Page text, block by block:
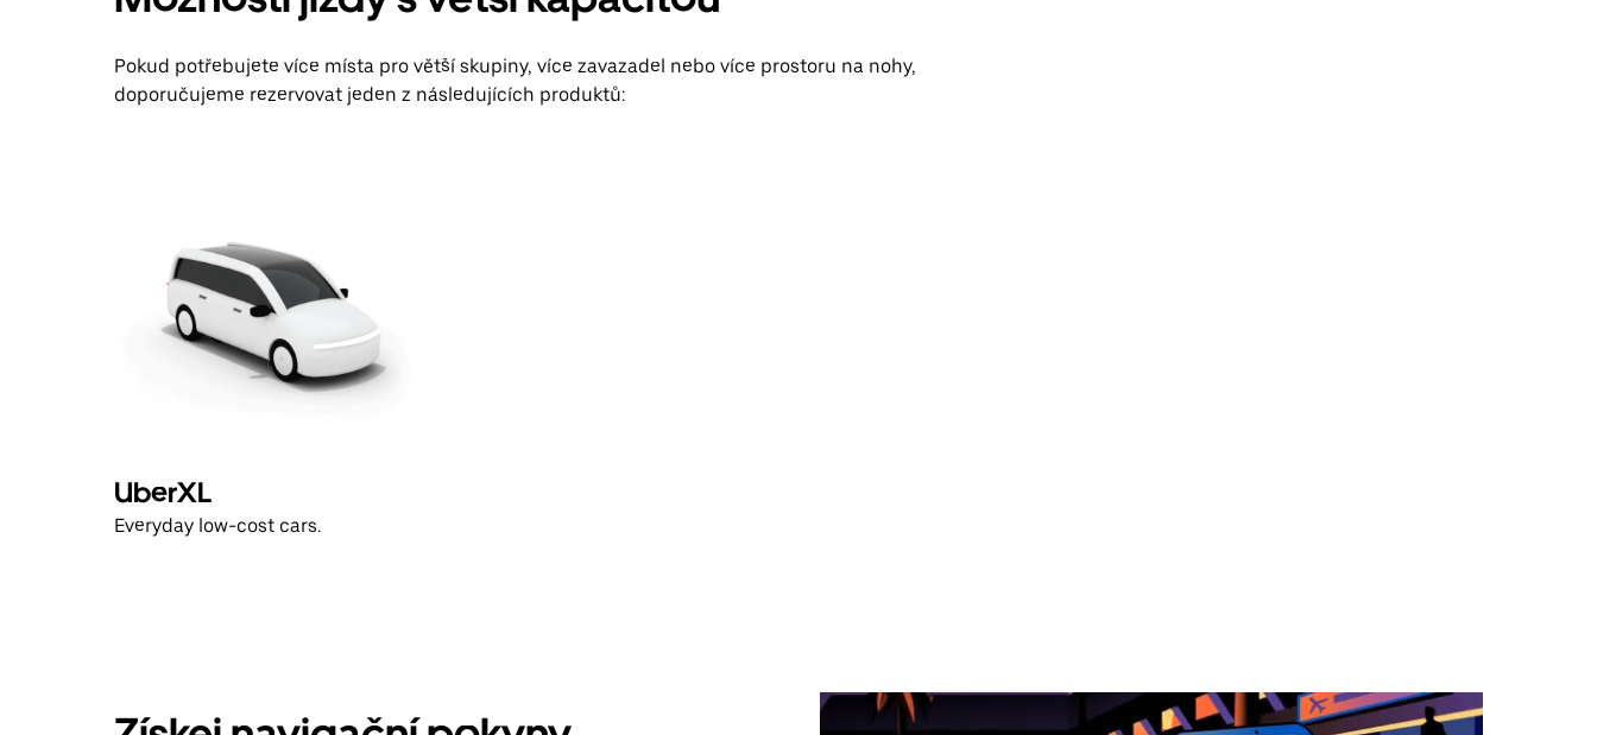
Pokud potřebujete více místa pro větší skupiny, více zavazadel nebo více prostoru na nohy,
doporučujeme rezervovat jeden z následujících produktů:
UberXL
Everyday low-cost cars.